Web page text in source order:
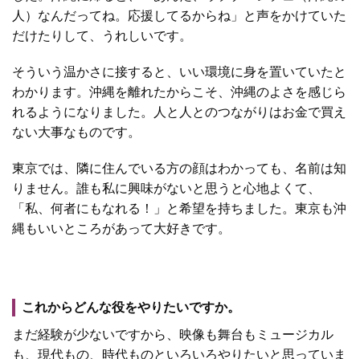
人）なんだってね。応援してるからね」と声をかけていた
だけたりして、うれしいです。
そういう温かさに接すると、いい環境に身を置いていたと
わかります。沖縄を離れたからこそ、沖縄のよさを感じら
れるようになりました。人と人とのつながりはお金で買え
ない大事なものです。
東京では、隣に住んでいる方の顔はわかっても、名前は知
りません。誰も私に興味がないと思うと心地よくて、
「私、何者にもなれる！」と希望を持ちました。東京も沖
縄もいいところがあって大好きです。
これからどんな役をやりたいですか。
まだ経験が少ないですから、映像も舞台もミュージカル
も、現代もの、時代ものといろいろやりたいと思っていま